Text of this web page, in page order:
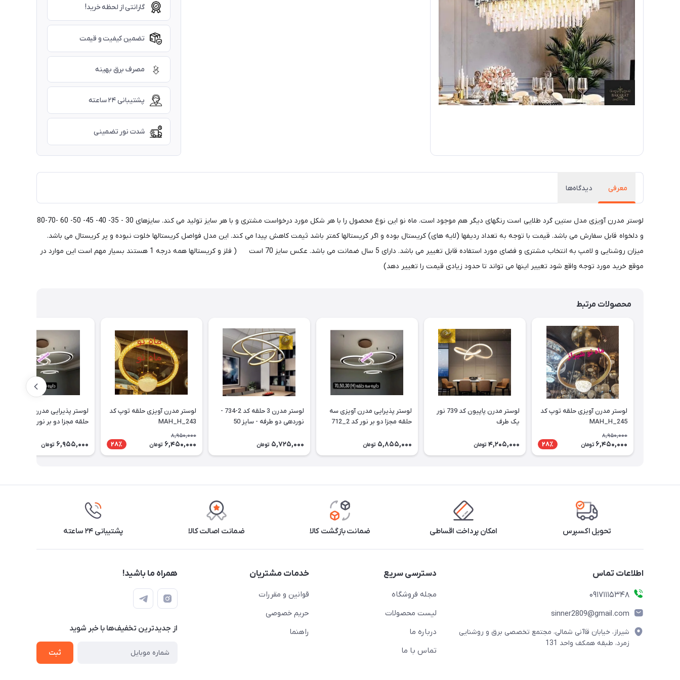
گارانتی از لحظه خرید!
تضمین کیفیت و قیمت
مصرف برق بهینه
پشتیبانی ۲۴ ساعته
شدت نور تضمینی
معرفی دیدگاه‌ها
لوستر مدرن آویزی مدل ستین گرد طلایی است رنگهای دیگر هم موجود است. ماه نو این نوع محصول را با هر شکل مورد درخواست مشتری و با هر سایز تولید می کند. سایزهای 30 - 35- 40- 45- 50- 60 -70-80
و دلخواه قابل سفارش می باشد. قیمت با توجه به تعداد ردیفها (لایه های) کریستال بوده و اگر کریستالها کمتر باشد ثیمت کاهش پیدا می کند. این مدل فواصل کریستالها خلوت نبوده و پر کریستال می باشد.
میزان روشنایی و لامپ به انتخاب مشتری و فضای مورد استفاده قابل تغییر می باشد. دارای 5 سال ضمانت می باشد. عکس سایز 70 است ( فلز و کریستالها همه درجه 1 هستند بسیار مهم است این موارد در
موقع خرید مورد توجه واقع شود تغییر اینها می تواند تا حدود زیادی قیمت را تغییر دهد)
محصولات مرتبط
لوستر مدرن آویزی حلقه توپ کد
MAH_H_245
8,950,000
6,450,000 تومان 28٪
لوستر مدرن پاپیون کد 739 نور
یک طرف
4,205,000 تومان
لوستر پذیرایی مدرن آویزی سه
حلقه مجزا دو بر نور کد 2_712
5,855,000 تومان
لوستر مدرن 3 حلقه کد 2-734 -
نوردهی دو طرفه - سایز 50
5,725,000 تومان
لوستر مدرن آویزی حلقه توپ کد
MAH_H_243
8,950,000
6,450,000 تومان 28٪
لوستر پذیرایی مدرن آویزی سه
حلقه مجزا دو بر نور 70 کد 2_713
6,955,000 تومان
تحویل اکسپرس امکان پرداخت اقساطی ضمانت بازگشت کالا ضمانت اصالت کالا پشتیبانی ۲۴ ساعته
اطلاعات تماس
09171115348
sinner2809@gmail.com
شیراز، خیابان قاآنی شمالی، مجتمع تخصصی برق و روشنایی
زمرد، طبقه همکف واحد 131
دسترسی سریع
مجله فروشگاه
لیست محصولات
درباره ما
تماس با ما
خدمات مشتریان
قوانین و مقررات
حریم خصوصی
راهنما
همراه ما باشید!
از جدید‌ترین تخفیف‌ها با‌ خبر شوید
ثبت